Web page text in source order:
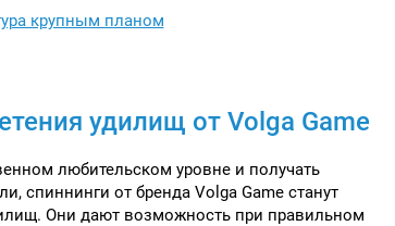
удилищ от Volga Game
любительском уровне и получать
спиннинги от бренда Volga Game станут
Они дают возможность при правильном